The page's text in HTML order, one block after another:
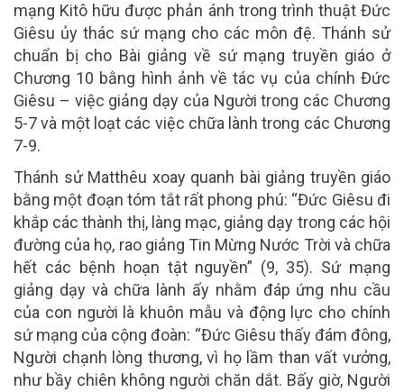
mạng Kitô hữu được phản ánh trong trình thuật Đức
Giêsu ủy thác sứ mạng cho các môn đệ. Thánh sử
chuẩn bị cho Bài giảng về sứ mạng truyền giáo ở
Chương 10 bằng hình ảnh về tác vụ của chính Đức
Giêsu – việc giảng dạy của Người trong các Chương
5-7 và một loạt các việc chữa lành trong các Chương
7-9.
Thánh sử Matthêu xoay quanh bài giảng truyền giáo
bằng một đoạn tóm tắt rất phong phú: “Đức Giêsu đi
khắp các thành thị, làng mạc, giảng dạy trong các hội
đường của họ, rao giảng Tin Mừng Nước Trời và chữa
hết các bệnh hoạn tật nguyền” (9, 35). Sứ mạng
giảng dạy và chữa lành ấy nhằm đáp ứng nhu cầu
của con người là khuôn mẫu và động lực cho chính
sứ mạng của cộng đoàn: “Đức Giêsu thấy đám đông,
Người chạnh lòng thương, vì họ lầm than vất vưởng,
như bầy chiên không người chăn dắt. Bấy giờ, Người